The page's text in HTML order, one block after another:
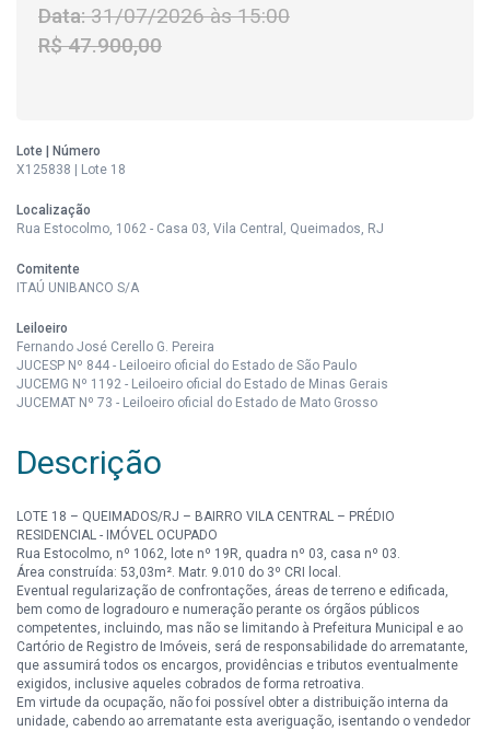
Data:31/07/2026 às 15:00
R$ 47.900,00
Lote | Número
X125838 | Lote 18
Localização
Rua Estocolmo, 1062 - Casa 03, Vila Central, Queimados, RJ
Comitente
ITAÚ UNIBANCO S/A
Leiloeiro
Fernando José Cerello G. Pereira
JUCESP Nº 844 - Leiloeiro oficial do Estado de São Paulo
JUCEMG Nº 1192 - Leiloeiro oficial do Estado de Minas Gerais
JUCEMAT Nº 73 - Leiloeiro oficial do Estado de Mato Grosso
Descrição
LOTE 18 – QUEIMADOS/RJ – BAIRRO VILA CENTRAL – PRÉDIO
RESIDENCIAL - IMÓVEL OCUPADO
Rua Estocolmo, nº 1062, lote nº 19R, quadra nº 03, casa nº 03.
Área construída: 53,03m². Matr. 9.010 do 3º CRI local.
Eventual regularização de confrontações, áreas de terreno e edificada,
bem como de logradouro e numeração perante os órgãos públicos
competentes, incluindo, mas não se limitando à Prefeitura Municipal e ao
Cartório de Registro de Imóveis, será de responsabilidade do arrematante,
que assumirá todos os encargos, providências e tributos eventualmente
exigidos, inclusive aqueles cobrados de forma retroativa.
Em virtude da ocupação, não foi possível obter a distribuição interna da
unidade, cabendo ao arrematante esta averiguação, isentando o vendedor